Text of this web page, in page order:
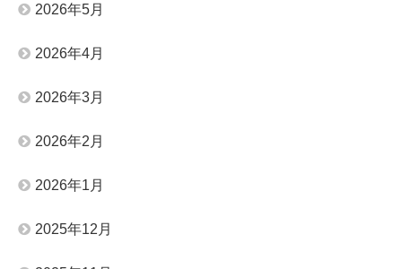
2026年5月
2026年4月
2026年3月
2026年2月
2026年1月
2025年12月